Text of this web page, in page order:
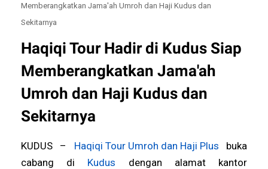
Memberangkatkan Jama'ah Umroh dan Haji Kudus dan
Sekitarnya
Haqiqi Tour Hadir di Kudus Siap
Memberangkatkan Jama'ah
Umroh dan Haji Kudus dan
Sekitarnya
KUDUS – Haqiqi Tour Umroh dan Haji Plus buka
cabang di Kudus dengan alamat kantor